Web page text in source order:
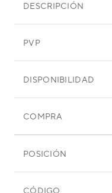
DESCRIPCIÓN
PVP
DISPONIBILIDAD
COMPRA
POSICIÓN
CÓDIGO